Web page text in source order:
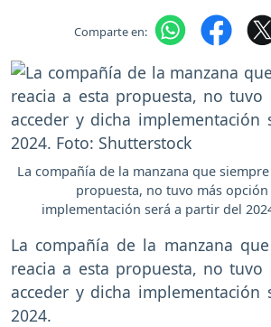
Comparte en:
La compañía de la manzana que
propuesta, no tuvo más
implementación será a partir del
La compañía de la manzana
reacia a esta propuesta, no tuvo
acceder y dicha implementación
2024.